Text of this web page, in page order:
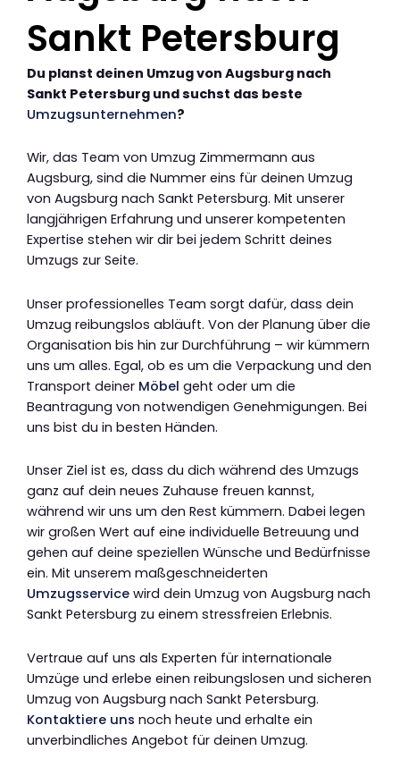
Sankt Petersburg
Du planst deinen Umzug von Augsburg nach
Sankt Petersburg und suchst das beste
Umzugsunternehmen?
Wir, das Team von Umzug Zimmermann aus
Augsburg, sind die Nummer eins für deinen Umzug
von Augsburg nach Sankt Petersburg. Mit unserer
langjährigen Erfahrung und unserer kompetenten
Expertise stehen wir dir bei jedem Schritt deines
Umzugs zur Seite.
Unser professionelles Team sorgt dafür, dass dein
Umzug reibungslos abläuft. Von der Planung über die
Organisation bis hin zur Durchführung – wir kümmern
uns um alles. Egal, ob es um die Verpackung und den
Transport deiner Möbel geht oder um die
Beantragung von notwendigen Genehmigungen. Bei
uns bist du in besten Händen.
Unser Ziel ist es, dass du dich während des Umzugs
ganz auf dein neues Zuhause freuen kannst,
während wir uns um den Rest kümmern. Dabei legen
wir großen Wert auf eine individuelle Betreuung und
gehen auf deine speziellen Wünsche und Bedürfnisse
ein. Mit unserem maßgeschneiderten
Umzugsservice wird dein Umzug von Augsburg nach
Sankt Petersburg zu einem stressfreien Erlebnis.
Vertraue auf uns als Experten für internationale
Umzüge und erlebe einen reibungslosen und sicheren
Umzug von Augsburg nach Sankt Petersburg.
Kontaktiere uns noch heute und erhalte ein
unverbindliches Angebot für deinen Umzug.